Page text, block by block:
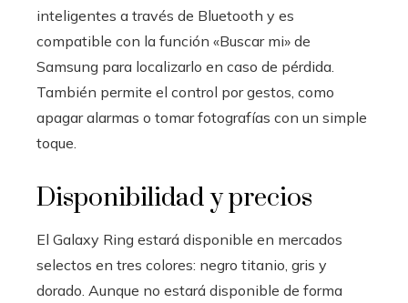
inteligentes a través de Bluetooth y es
compatible con la función «Buscar mi» de
Samsung para localizarlo en caso de pérdida.
También permite el control por gestos, como
apagar alarmas o tomar fotografías con un simple
toque.
Disponibilidad y precios
El Galaxy Ring estará disponible en mercados
selectos en tres colores: negro titanio, gris y
dorado. Aunque no estará disponible de forma